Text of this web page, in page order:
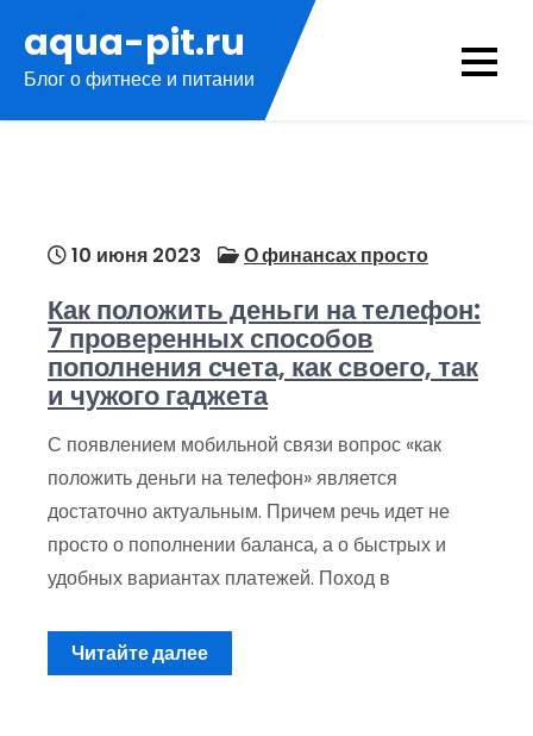
содержимому
aqua-pit.ru
Блог о фитнесе и питании
10 июня 2023 О финансах просто
Как положить деньги на телефон:
7 проверенных способов
пополнения счета, как своего, так
и чужого гаджета
С появлением мобильной связи вопрос «как
положить деньги на телефон» является
достаточно актуальным. Причем речь идет не
просто о пополнении баланса, а о быстрых и
удобных вариантах платежей. Поход в
Читайте далее